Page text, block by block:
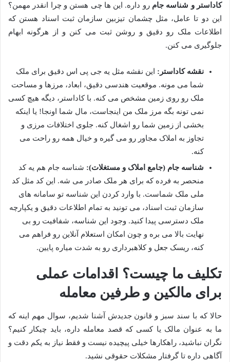
کاداستر و شناسه جام رو داره. این ها چی هستن و چرا انقدر مهمن؟
این دو تا عامل، مثل چشمان تیزبین سازمان ثبت اسناد هستن که
اطلاعات ملک رو دقیق و روشن ثبت می کنن و از هرگونه ابهام
جلوگیری می کنن.
نقشه کاداستر: این نقشه مثل یه جی پی اس دقیق برای ملک
شما می مونه. موقعیت هندسی دقیق، ابعاد، مرزها و مساحت
ملک رو روی زمین مشخص می کنه. با کاداستر، دیگه هیچ کسی
نمی تونه بگه مرز ملک من اینجاست، مال شما اونجا! یا اینکه
بخشی از زمین شما رو اشغال کنه. جلوی اختلافات مرزی و
تجاوز به املاک مجاور رو می گیره و خیال همه رو راحت می
کنه.
شناسه جام (جامع املاک و مستغلات): شناسه جام هم یه کد
منحصر به فرده که برای هر ملک صادر می شه. این کد مثل کد
ملی ملک شماست. با وارد کردن این شناسه تو سامانه های
سازمان ثبت اسناد، می تونید به تمام اطلاعات دقیق و یکپارچه
ملک دسترسی پیدا کنید. وجود این شناسه، شفافیت رو بی
نهایت بالا می بره و چون امکان استعلام آنلاین رو فراهم می
کنه، ریسک جعل و کلاهبرداری رو به شدت میاره پایین.
تکلیف ما چیست؟ اقدامات عملی
برای مالکین و طرفین معامله
حالا که با سند سبز و قانون جدیدش آشنا شدیم، سوال مهم اینه که
ما به عنوان مالک یا کسی که قصد معامله داره، باید چیکار کنیم؟
نگران نباشید، راهکارها خیلی پیچیده نیست و فقط نیاز به یکم دقت و
آگاهی داره تا گرفتار مشکلات حقوقی نشید.